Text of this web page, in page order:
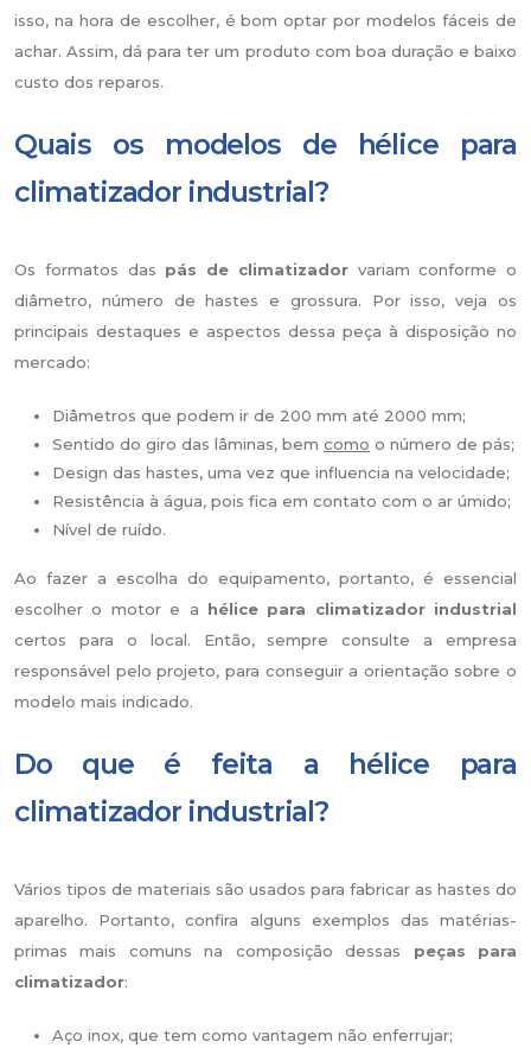
isso, na hora de escolher, é bom optar por modelos fáceis de
achar. Assim, dá para ter um produto com boa duração e baixo
custo dos reparos.
Quais os modelos de hélice para
climatizador industrial?
Os formatos das pás de climatizadorvariam conforme o
diâmetro, número de hastes e grossura. Por isso, veja os
principais destaques e aspectos dessa peça à disposição no
mercado:
Diâmetros que podem ir de 200 mm até 2000 mm;
Sentido do giro das lâminas, bem como o número de pás;
Design das hastes, uma vez que influencia na velocidade;
Resistência à água, pois fica em contato com o ar úmido;
Nível de ruído.
Ao fazer a escolha do equipamento, portanto, é essencial
escolher o motor e a hélice para climatizador industrial
certos para o local. Então, sempre consulte a empresa
responsável pelo projeto, para conseguir a orientação sobre o
modelo mais indicado.
Do que é feita a hélice para
climatizador industrial?
Vários tipos de materiais são usados para fabricar as hastes do
aparelho. Portanto, confira alguns exemplos das matérias-
primas mais comuns na composição dessas peças para
climatizador:
Aço inox, que tem como vantagem não enferrujar;